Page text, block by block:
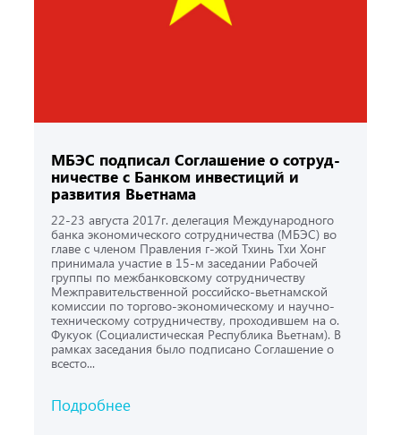
МБЭС подписал Соглашение о сотруд­
ничестве с Банком инвестиций и
развития Вьетнама
22-23 августа 2017г. делегация Международного
банка экономического сотрудничества (МБЭС) во
главе с членом Правления г-жой Тхинь Тхи Хонг
принимала участие в 15-м заседании Рабочей
группы по межбанковскому сотрудничеству
Межправительственной российско-вьетнамской
комиссии по торгово-экономическому и научно-
техническому сотрудничеству, проходившем на о.
Фукуок (Социалистическая Республика Вьетнам). В
рамках заседания было подписано Соглашение о
всесто...
Подробнее